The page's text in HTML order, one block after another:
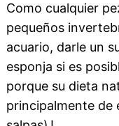
Como cualquier
pequeños
acuario, darle un
esponja si es
porque su dieta
principalmente de